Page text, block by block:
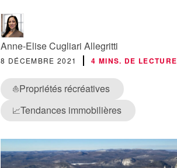
Anne-Elise Cugliari Allegritti
8 DÉCEMBRE 2021 4 MINS. DE LECTURE
⛵Propriétés récréatives
📈Tendances immobilières